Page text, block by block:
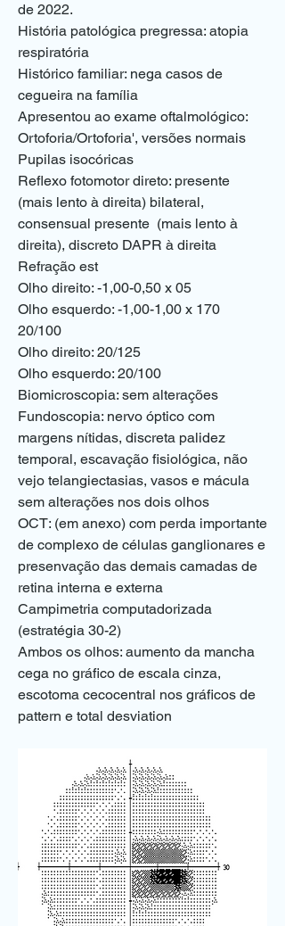
de 2022.
História patológica pregressa: atopia
respiratória
Histórico familiar: nega casos de
cegueira na família
Apresentou ao exame oftalmológico:
Ortoforia/Ortoforia', versões normais
Pupilas isocóricas
Reflexo fotomotor direto: presente
(mais lento à direita) bilateral,
consensual presente  (mais lento à
direita), discreto DAPR à direita
Refração est
Olho direito: -1,00-0,50 x 05
Olho esquerdo: -1,00-1,00 x 170
20/100
Olho direito: 20/125
Olho esquerdo: 20/100
Biomicroscopia: sem alterações
Fundoscopia: nervo óptico com
margens nítidas, discreta palidez
temporal, escavação fisiológica, não
vejo telangiectasias, vasos e mácula
sem alterações nos dois olhos
OCT: (em anexo) com perda importante
de complexo de células ganglionares e
presenvação das demais camadas de
retina interna e externa
Campimetria computadorizada
(estratégia 30-2)
Ambos os olhos: aumento da mancha
cega no gráfico de escala cinza,
escotoma cecocentral nos gráficos de
pattern e total desviation